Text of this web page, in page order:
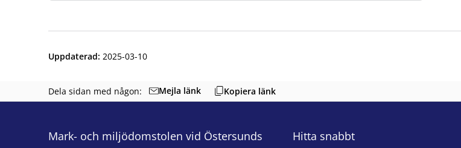
Uppdaterad: 2025-03-10
Dela sidan med någon: Mejla länk Kopiera länk
Mark- och miljödomstolen vid Östersunds
Hitta snabbt